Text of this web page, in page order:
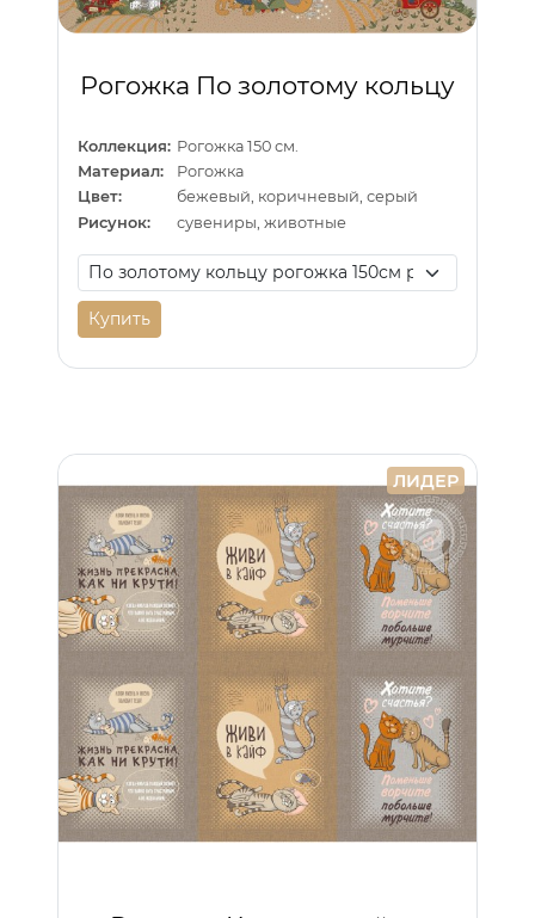
Рогожка По золотому кольцу
Коллекция: Рогожка 150 см.
Материал:
Рогожка
Цвет:
бежевый, коричневый, серый
Рисунок:
сувениры, животные
Купить
ЛИДЕР